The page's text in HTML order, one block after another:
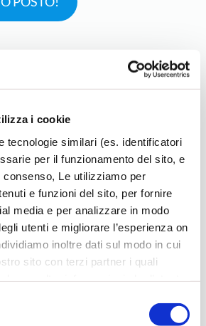
i cookie
tecnologie similari (es. identificatori
per il funzionamento del sito, e
Le utilizziamo per
e funzioni del sito, per fornire
media e per analizzare in modo
utenti e migliorare l’esperienza on
inoltre dati sul modo in cui
sito con terzi partner i quali
pubblicitarie creando elenchi di